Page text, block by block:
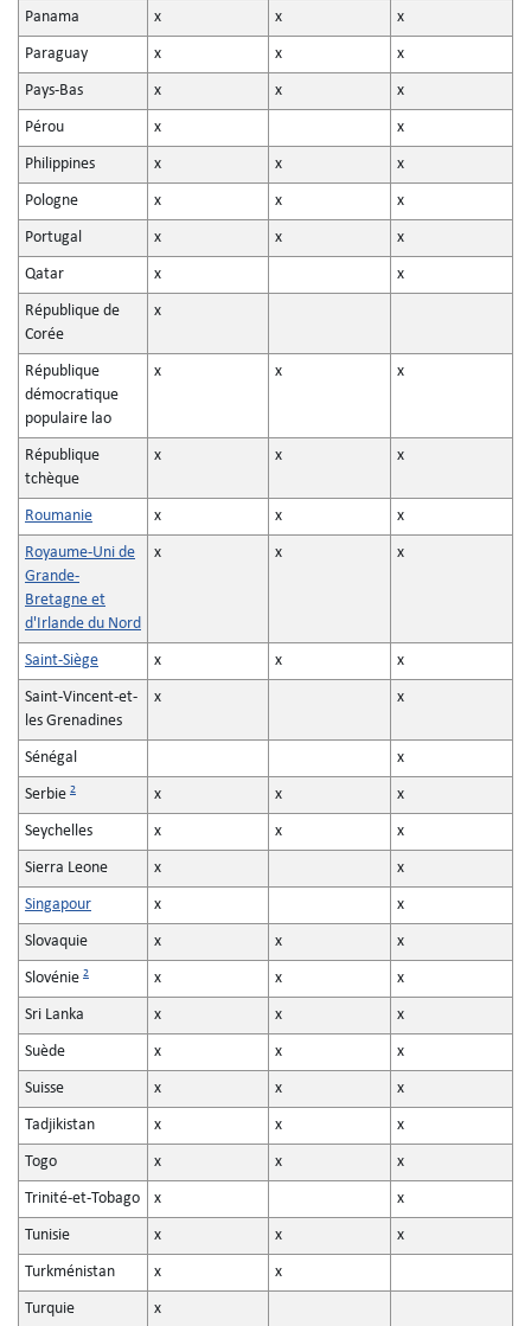
Panama x x x
Paraguay x x x
Pays-Bas x x x
Pérou x x
Philippines x x x
Pologne x x x
Portugal x x x
Qatar x x
République de
Corée
x
République
démocratique
populaire lao
x x x
République
tchèque
x x x
Roumanie x x x
Royaume-Uni de
Grande-
Bretagne et
d'Irlande du Nord
x x x
Saint-Siège x x x
Saint-Vincent-et-
les Grenadines
x x
Sénégal x
Serbie 2 x x x
Seychelles x x x
Sierra Leone x x
Singapour x x
Slovaquie x x x
Slovénie 2 x x x
Sri Lanka x x x
Suède x x x
Suisse x x x
Tadjikistan x x x
Togo x x x
Trinité-et-Tobago x x
Tunisie x x x
Turkménistan x x
Turquie x